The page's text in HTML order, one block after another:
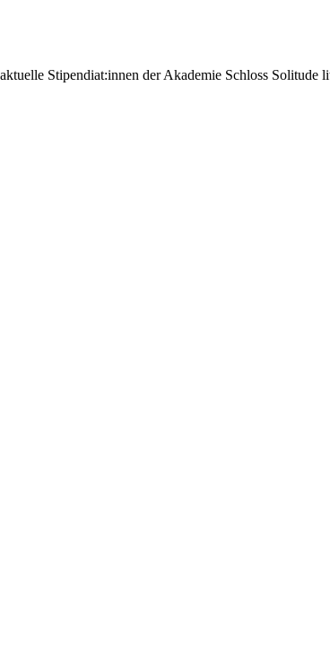
Stipendiat:innen der Akademie Schloss Solitude